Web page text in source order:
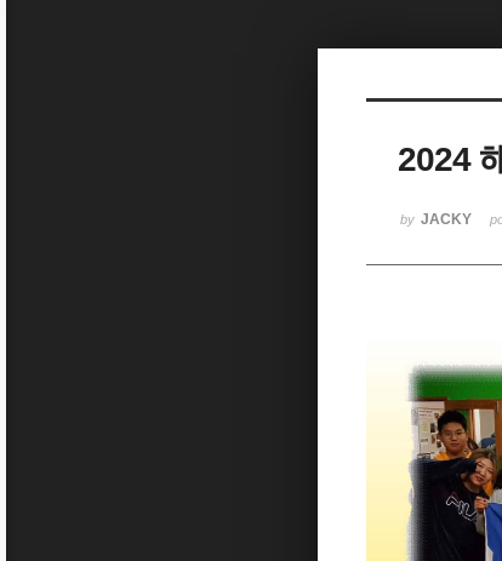
2024
by JACKY
Sketchbook5, 스케치북5
Sketchbook5, 스케치북5